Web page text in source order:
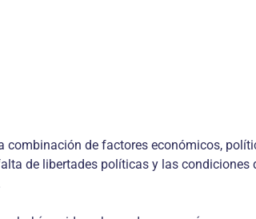
combinación de factores económicos,
de libertades políticas y las